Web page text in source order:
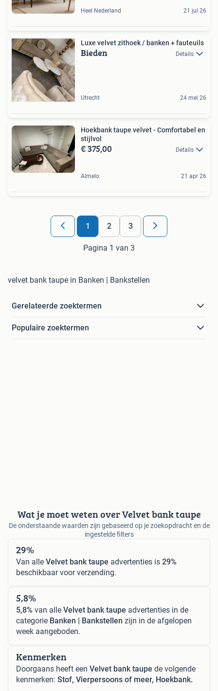
Heel Nederland 21 jul 26
Luxe velvet zithoek / banken + fauteuils
Bieden Details
Utrecht 24 mei 26
Hoekbank taupe velvet - Comfortabel en
stijlvol
€ 375,00 Details
Almelo 21 apr 26
1 2 3
Pagina 1 van 3
velvet bank taupe in Banken | Bankstellen
Gerelateerde zoektermen
Populaire zoektermen
Wat je moet weten over Velvet bank taupe
De onderstaande waarden zijn gebaseerd op je zoekopdracht en de
ingestelde filters
29%
Van alle Velvet bank taupe advertenties is 29%
beschikbaar voor verzending.
5,8%
5,8% van alle Velvet bank taupe advertenties in de
categorie Banken | Bankstellen zijn in de afgelopen
week aangeboden.
Kenmerken
Doorgaans heeft een Velvet bank taupe de volgende
kenmerken: Stof, Vierpersoons of meer, Hoekbank.